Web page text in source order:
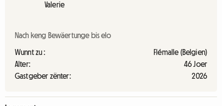
Valerie
Nach keng Bewäertunge bis elo
Wunnt zu :
Flémalle (Belgien)
Alter:
46 Joer
Gastgeber zënter:
2026